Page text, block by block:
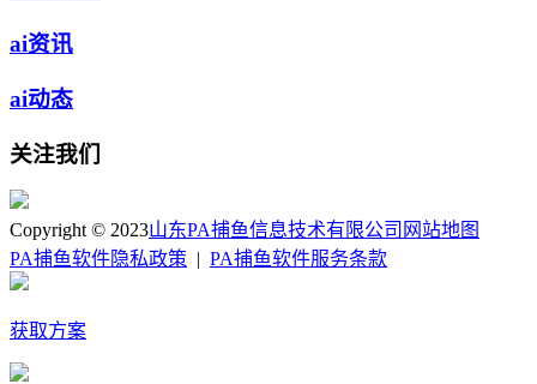
ai资讯
ai动态
关注我们
Copyright © 2023山东PA捕鱼信息技术有限公司 网站地图
PA捕鱼软件隐私政策
PA捕鱼软件服务条款
获取方案